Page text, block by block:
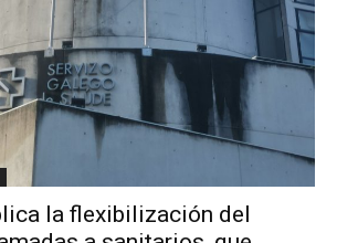
la flexibilización del